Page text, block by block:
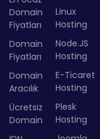
Domain
Fiyatları
Domain
Fiyatları
Domain
Aracılık
Ücretsiz
Domain
Linux
Hosting
Node.JS
Hosting
E-Ticaret
Hosting
Plesk
Hosting